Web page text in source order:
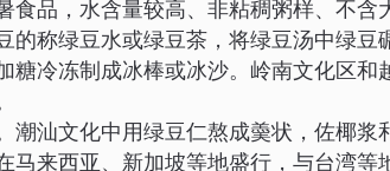
食品，水含量较高、非粘稠粥样、不含
的称绿豆水或绿豆茶，将绿豆汤中绿豆
糖冷冻制成冰棒或冰沙。岭南文化区和
潮汕文化中用绿豆仁熬成羮状，佐椰浆
马来西亚、新加坡等地盛行，与台湾等